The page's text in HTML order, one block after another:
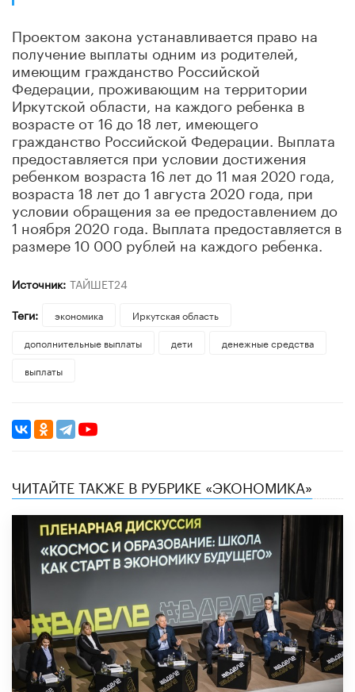
Проектом закона устанавливается право на
получение выплаты одним из родителей,
имеющим гражданство Российской
Федерации, проживающим на территории
Иркутской области, на каждого ребенка в
возрасте от 16 до 18 лет, имеющего
гражданство Российской Федерации. Выплата
предоставляется при условии достижения
ребенком возраста 16 лет до 11 мая 2020 года,
возраста 18 лет до 1 августа 2020 года, при
условии обращения за ее предоставлением до
1 ноября 2020 года. Выплата предоставляется в
размере 10 000 рублей на каждого ребенка.
Источник: ТАЙШЕТ24
Теги:
экономика
Иркутская область
дополнительные выплаты
дети
денежные средства
выплаты
ЧИТАЙТЕ ТАКЖЕ В РУБРИКЕ «ЭКОНОМИКА»